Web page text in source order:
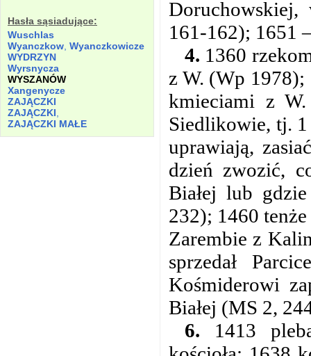
Hasła sąsiadujące:
Wuschlas
Wyanczkow Wyanczkowicze
WYDRZYN
Wyrsnycza
WYSZANÓW
Xangenycze
ZAJĄCZKI
ZAJĄCZKI
ZAJĄCZKI MAŁE
Doruchowskiej,
161-162); 1651
4. 1360
z W. (Wp
kmieciami z
Siedlikowie, tj.
uprawiają,
dzień zwozić,
Białej lub
232); 1460
Zarembie z
sprzedał
Kośmiderowi
Białej (MS 2,
6. 1413